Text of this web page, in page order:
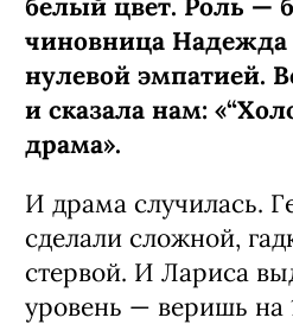
белый цвет. Роль —
чиновница Надежда
нулевой эмпатией.
и сказала нам:
драма».
И драма случилась.
сделали сложной,
стервой. И Лариса
уровень — веришь на